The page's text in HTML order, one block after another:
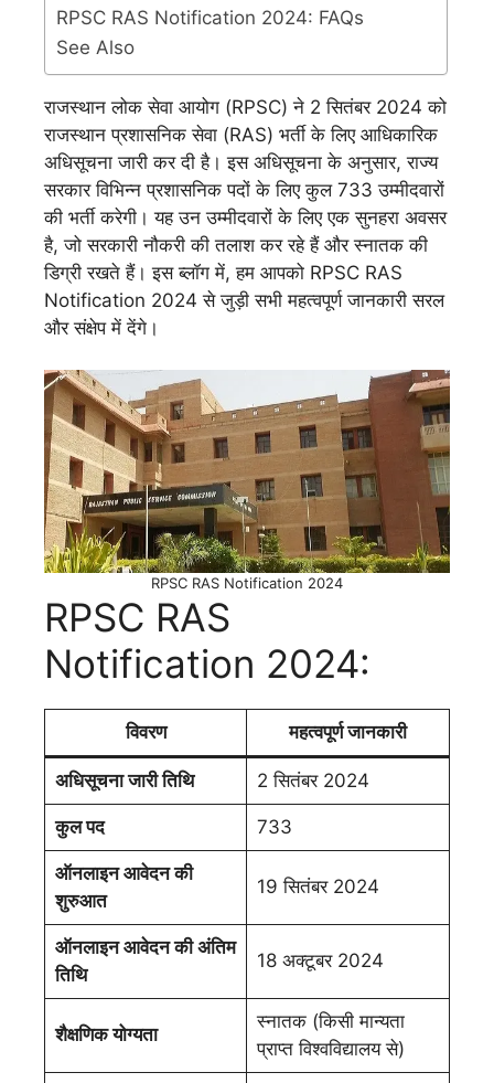
RPSC RAS Notification 2024: FAQs
See Also
राजस्थान लोक सेवा आयोग (RPSC) ने 2 सितंबर 2024 को
राजस्थान प्रशासनिक सेवा (RAS) भर्ती के लिए आधिकारिक
अधिसूचना जारी कर दी है। इस अधिसूचना के अनुसार, राज्य
सरकार विभिन्न प्रशासनिक पदों के लिए कुल 733 उम्मीदवारों
की भर्ती करेगी। यह उन उम्मीदवारों के लिए एक सुनहरा अवसर
है, जो सरकारी नौकरी की तलाश कर रहे हैं और स्नातक की
डिग्री रखते हैं। इस ब्लॉग में, हम आपको RPSC RAS
Notification 2024 से जुड़ी सभी महत्वपूर्ण जानकारी सरल
और संक्षेप में देंगे।
RPSC RAS Notification 2024
RPSC RAS
Notification 2024:
विवरण महत्वपूर्ण जानकारी
अधिसूचना जारी तिथि 2 सितंबर 2024
कुल पद 733
ऑनलाइन आवेदन की
शुरुआत
19 सितंबर 2024
ऑनलाइन आवेदन की अंतिम
तिथि
18 अक्टूबर 2024
शैक्षणिक योग्यता
स्नातक (किसी मान्यता
प्राप्त विश्वविद्यालय से)